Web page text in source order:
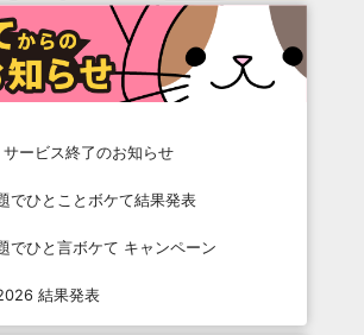
ービス終了のお知らせ
でひとことボケて結果発表
でひと言ボケて キャンペーン
結果発表